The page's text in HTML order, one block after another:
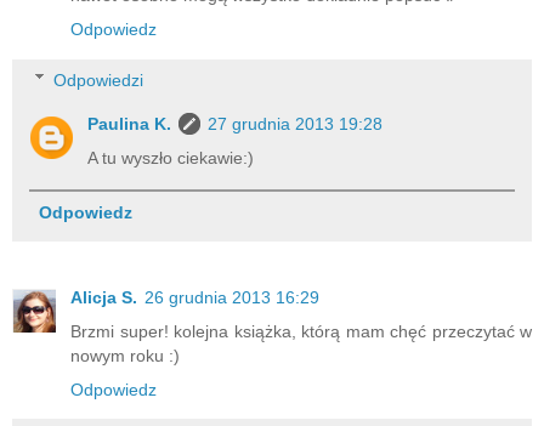
Odpowiedz
Odpowiedzi
Paulina K.
27 grudnia 2013 19:28
A tu wyszło ciekawie:)
Odpowiedz
Alicja S. 26 grudnia 2013 16:29
Brzmi super! kolejna książka, którą mam chęć przeczytać w
nowym roku :)
Odpowiedz